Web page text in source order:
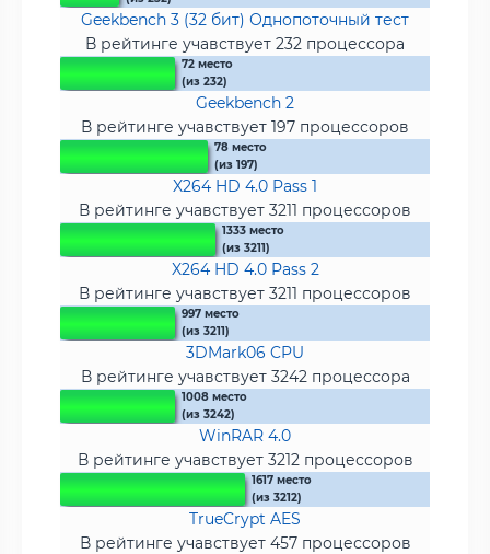
Geekbench 3 (32 бит) Однопоточный тест
В рейтинге учавствует 232 процессора
72 место
(из 232)
Geekbench 2
В рейтинге учавствует 197 процессоров
78 место
(из 197)
X264 HD 4.0 Pass 1
В рейтинге учавствует 3211 процессоров
1333 место
(из 3211)
X264 HD 4.0 Pass 2
В рейтинге учавствует 3211 процессоров
997 место
(из 3211)
3DMark06 CPU
В рейтинге учавствует 3242 процессора
1008 место
(из 3242)
WinRAR 4.0
В рейтинге учавствует 3212 процессоров
1617 место
(из 3212)
TrueCrypt AES
В рейтинге учавствует 457 процессоров